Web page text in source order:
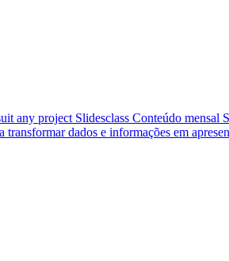
any project Slidesclass Conteúdo mensal
transformar dados e informações em